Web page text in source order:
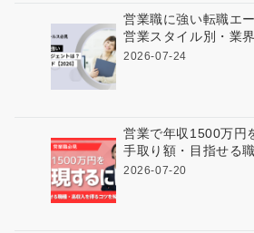
営業職に強い転職エ
営業スタイル別・業
2026-07-24
営業で年収1500万円
手取り額・目指せる
2026-07-20